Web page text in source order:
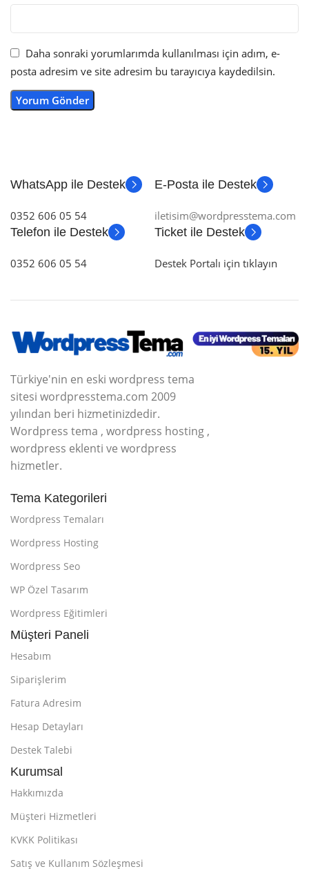
Daha sonraki yorumlarımda kullanılması için adım, e-
posta adresim ve site adresim bu tarayıcıya kaydedilsin.
WhatsApp ile Destek
0352 606 05 54
E-Posta ile Destek
iletisim@wordpresstema.com
Telefon ile Destek
0352 606 05 54
Ticket ile Destek
Destek Portalı için tıklayın
Türkiye'nin en eski wordpress tema
sitesi wordpresstema.com 2009
yılından beri hizmetinizdedir.
Wordpress tema , wordpress hosting ,
wordpress eklenti ve wordpress
hizmetler.
Tema Kategorileri
Wordpress Temaları
Wordpress Hosting
Wordpress Seo
WP Özel Tasarım
Wordpress Eğitimleri
Müşteri Paneli
Hesabım
Siparişlerim
Fatura Adresim
Hesap Detayları
Destek Talebi
Kurumsal
Hakkımızda
Müşteri Hizmetleri
KVKK Politikası
Satış ve Kullanım Sözleşmesi